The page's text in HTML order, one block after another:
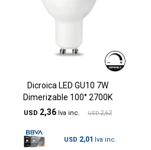
Dicroica LED GU10 7W
Dimerizable 100° 2700K
USD 2,36 USD 2,62
USD 2,01